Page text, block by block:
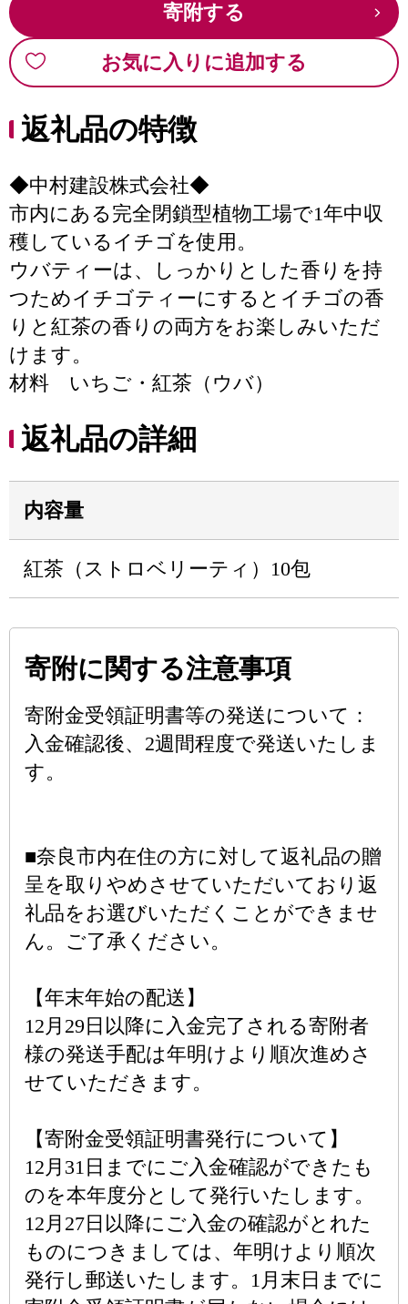
寄附する
お気に入りに追加する
返礼品の特徴
◆中村建設株式会社◆
市内にある完全閉鎖型植物工場で1年中収
穫しているイチゴを使用。
ウバティーは、しっかりとした香りを持
つためイチゴティーにするとイチゴの香
りと紅茶の香りの両方をお楽しみいただ
けます。
材料 いちご・紅茶（ウバ）
返礼品の詳細
内容量
紅茶（ストロベリーティ）10包
寄附に関する注意事項
寄附金受領証明書等の発送について：
入金確認後、2週間程度で発送いたしま
す。
■奈良市内在住の方に対して返礼品の贈
呈を取りやめさせていただいており返
礼品をお選びいただくことができませ
ん。ご了承ください。
【年末年始の配送】
12月29日以降に入金完了される寄附者
様の発送手配は年明けより順次進めさ
せていただきます。
【寄附金受領証明書発行について】
12月31日までにご入金確認ができたも
のを本年度分として発行いたします。
12月27日以降にご入金の確認がとれた
ものにつきましては、年明けより順次
発行し郵送いたします。1月末日までに